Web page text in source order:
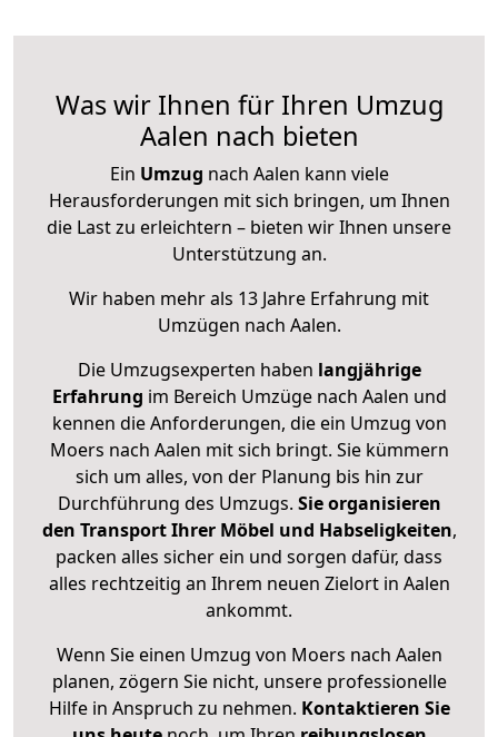
Was wir Ihnen für Ihren Umzug
Aalen nach bieten
Ein Umzug nach Aalen kann viele
Herausforderungen mit sich bringen, um Ihnen
die Last zu erleichtern – bieten wir Ihnen unsere
Unterstützung an.
Wir haben mehr als 13 Jahre Erfahrung mit
Umzügen nach Aalen.
Die Umzugsexperten haben langjährige
Erfahrung im Bereich Umzüge nach Aalen und
kennen die Anforderungen, die ein Umzug von
Moers nach Aalen mit sich bringt. Sie kümmern
sich um alles, von der Planung bis hin zur
Durchführung des Umzugs. Sie organisieren
den Transport Ihrer Möbel und Habseligkeiten,
packen alles sicher ein und sorgen dafür, dass
alles rechtzeitig an Ihrem neuen Zielort in Aalen
ankommt.
Wenn Sie einen Umzug von Moers nach Aalen
planen, zögern Sie nicht, unsere professionelle
Hilfe in Anspruch zu nehmen. Kontaktieren Sie